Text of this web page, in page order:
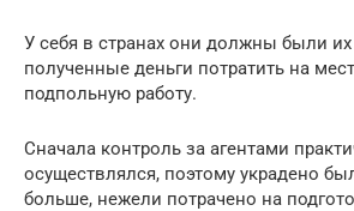
У себя в странах они должны были их
полученные деньги потратить на
подпольную работу.
Сначала контроль за агентами
осуществлялся, поэтому украдено
больше, нежели потрачено на